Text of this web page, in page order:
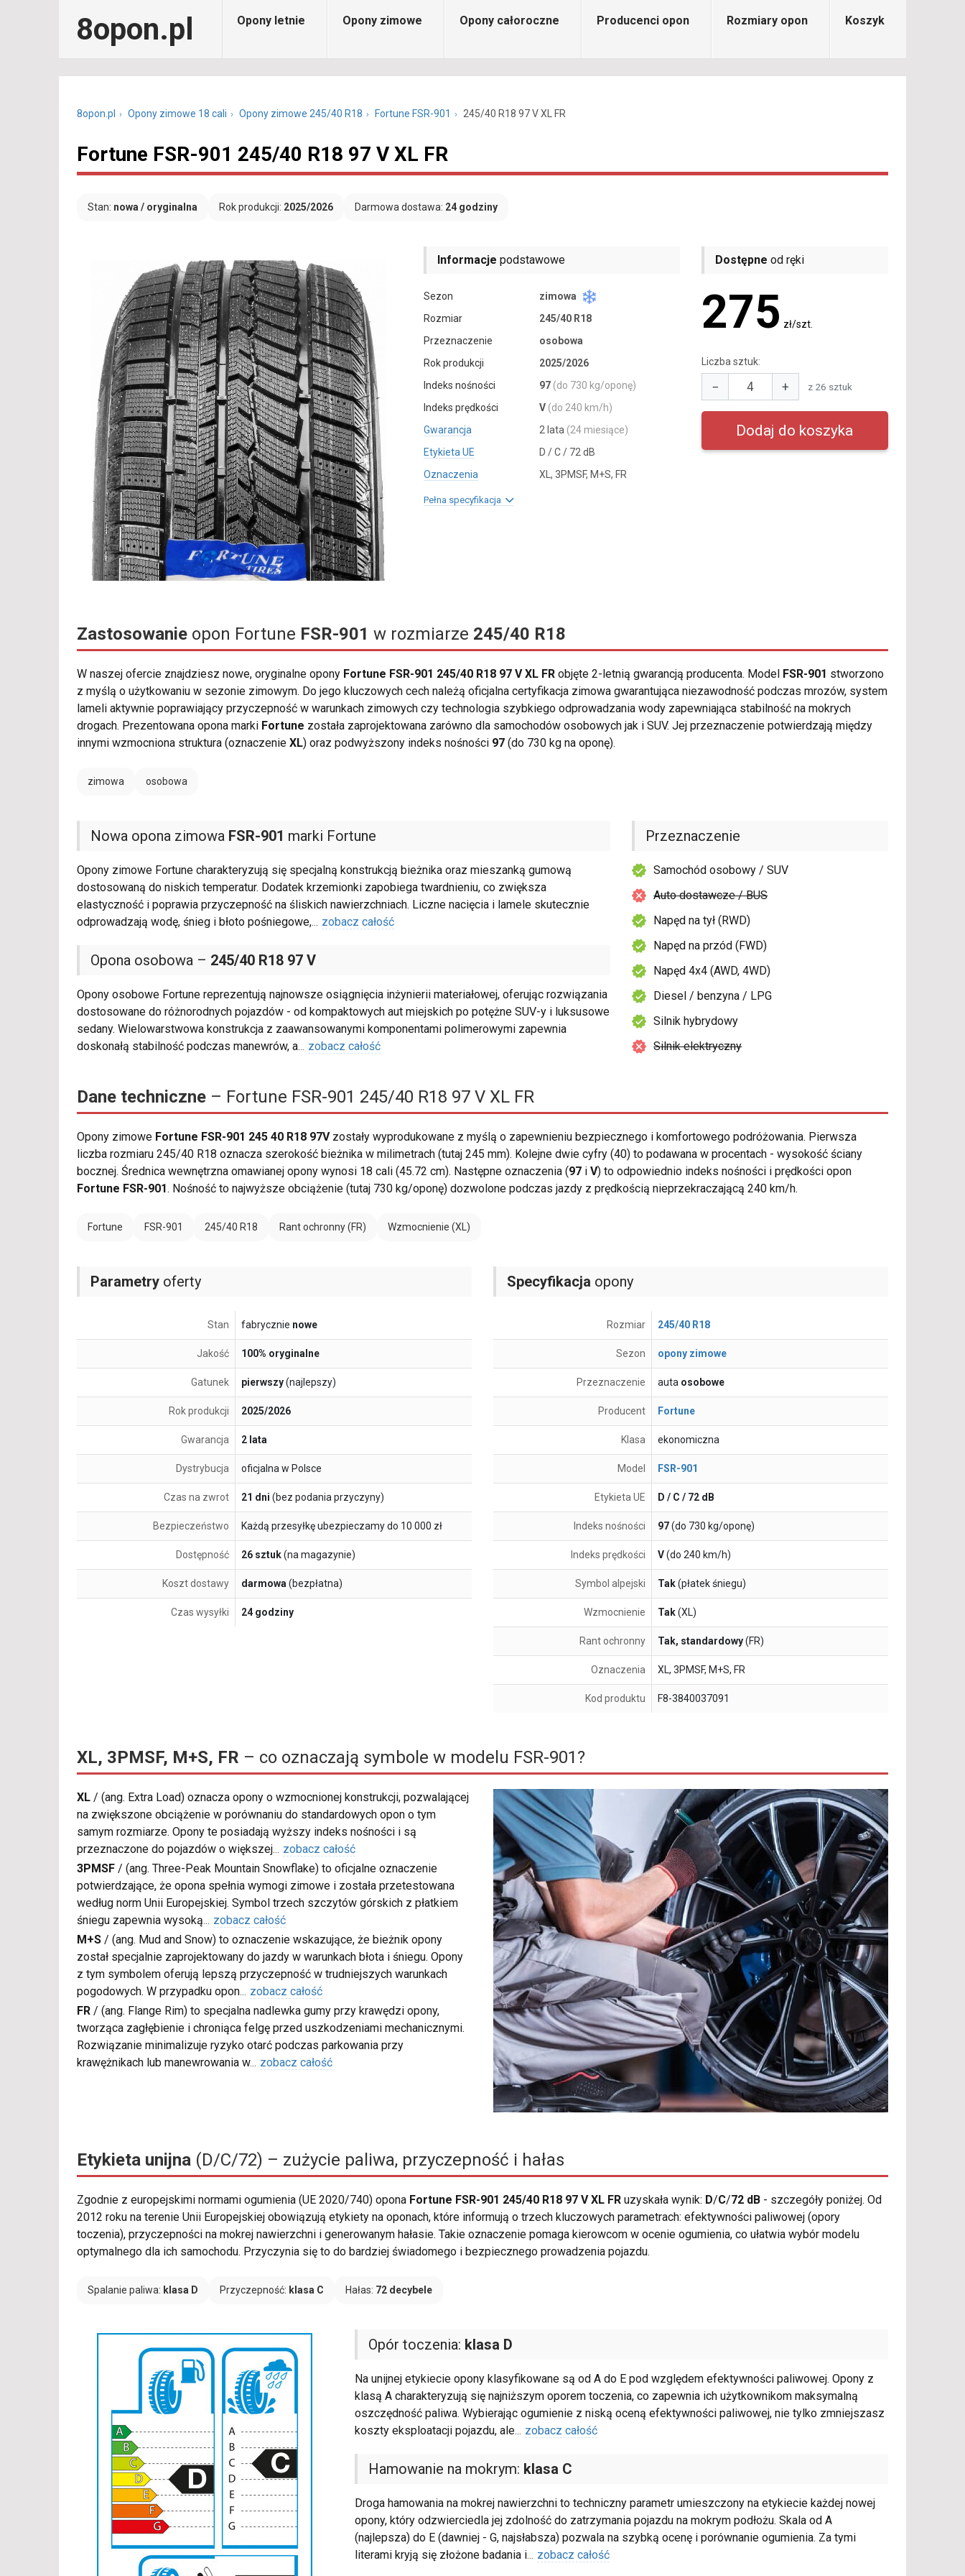
8opon.pl Opony letnie Opony zimowe Opony całoroczne Producenci opon Rozmiary opon Koszyk
8opon.pl Opony zimowe 18 cali Opony zimowe 245/40 R18 Fortune FSR-901 245/40 R18 97 V XL FR
Fortune FSR-901 245/40 R18 97 V XL FR
Stan: nowa / oryginalna Rok produkcji: 2025/2026 Darmowa dostawa: 24 godziny
Informacje podstawowe
Sezon
zimowa
Rozmiar
245/40 R18
Przeznaczenie
osobowa
Rok produkcji
2025/2026
Indeks nośności
97 (do 730 kg/oponę)
Indeks prędkości
V (do 240 km/h)
Gwarancja
2 lata (24 miesiące)
Etykieta UE
D / C / 72 dB
Oznaczenia
XL, 3PMSF, M+S, FR
Pełna specyfikacja
Dostępne od ręki
275 zł/szt.
Liczba sztuk:
− + z 26 sztuk
Zastosowanie opon Fortune FSR-901 w rozmiarze 245/40 R18
W naszej ofercie znajdziesz nowe, oryginalne opony Fortune FSR-901 245/40 R18 97 V XL FR objęte 2-letnią gwarancją producenta. Model FSR-901 stworzono
z myślą o użytkowaniu w sezonie zimowym. Do jego kluczowych cech należą oficjalna certyfikacja zimowa gwarantująca niezawodność podczas mrozów, system
lameli aktywnie poprawiający przyczepność w warunkach zimowych czy technologia szybkiego odprowadzania wody zapewniająca stabilność na mokrych
drogach. Prezentowana opona marki Fortune została zaprojektowana zarówno dla samochodów osobowych jak i SUV. Jej przeznaczenie potwierdzają między
innymi wzmocniona struktura (oznaczenie XL) oraz podwyższony indeks nośności 97 (do 730 kg na oponę).
zimowa osobowa
Nowa opona zimowa FSR-901 marki Fortune
Opony zimowe Fortune charakteryzują się specjalną konstrukcją bieżnika oraz mieszanką gumową
dostosowaną do niskich temperatur. Dodatek krzemionki zapobiega twardnieniu, co zwiększa
elastyczność i poprawia przyczepność na śliskich nawierzchniach. Liczne nacięcia i lamele skutecznie
odprowadzają wodę, śnieg i błoto pośniegowe,... zobacz całość
Opona osobowa – 245/40 R18 97 V
Opony osobowe Fortune reprezentują najnowsze osiągnięcia inżynierii materiałowej, oferując rozwiązania
dostosowane do różnorodnych pojazdów - od kompaktowych aut miejskich po potężne SUV-y i luksusowe
sedany. Wielowarstwowa konstrukcja z zaawansowanymi komponentami polimerowymi zapewnia
doskonałą stabilność podczas manewrów, a... zobacz całość
Przeznaczenie
Samochód osobowy / SUV
Auto dostawcze / BUS
Napęd na tył (RWD)
Napęd na przód (FWD)
Napęd 4x4 (AWD, 4WD)
Diesel / benzyna / LPG
Silnik hybrydowy
Silnik elektryczny
Dane techniczne – Fortune FSR-901 245/40 R18 97 V XL FR
Opony zimowe Fortune FSR-901 245 40 R18 97Vzostały wyprodukowane z myślą o zapewnieniu bezpiecznego i komfortowego podróżowania. Pierwsza
liczba rozmiaru 245/40 R18 oznacza szerokość bieżnika w milimetrach (tutaj 245 mm). Kolejne dwie cyfry (40) to podawana w procentach - wysokość ściany
bocznej. Średnica wewnętrzna omawianej opony wynosi 18 cali (45.72 cm). Następne oznaczenia (97 i V) to odpowiednio indeks nośności i prędkości opon
Fortune FSR-901. Nośność to najwyższe obciążenie (tutaj 730 kg/oponę) dozwolone podczas jazdy z prędkością nieprzekraczającą 240 km/h.
Fortune FSR-901 245/40 R18 Rant ochronny (FR) Wzmocnienie (XL)
Parametry oferty
Stan fabrycznie nowe
Jakość 100% oryginalne
Gatunek pierwszy(najlepszy)
Rok produkcji 2025/2026
Gwarancja 2 lata
Dystrybucja oficjalna w Polsce
Czas na zwrot 21 dni (bez podania przyczyny)
Bezpieczeństwo Każdą przesyłkę ubezpieczamy do 10 000 zł
Dostępność 26 sztuk(na magazynie)
Koszt dostawy darmowa(bezpłatna)
Czas wysyłki 24 godziny
Specyfikacja opony
Rozmiar 245/40 R18
Sezon opony zimowe
Przeznaczenie auta osobowe
Producent Fortune
Klasa ekonomiczna
Model FSR-901
Etykieta UE D / C / 72 dB
Indeks nośności 97(do 730 kg/oponę)
Indeks prędkości V(do 240 km/h)
Symbol alpejski Tak(płatek śniegu)
Wzmocnienie Tak(XL)
Rant ochronny Tak, standardowy(FR)
Oznaczenia XL, 3PMSF, M+S, FR
Kod produktu F8-3840037091
XL, 3PMSF, M+S, FR – co oznaczają symbole w modelu FSR-901?
XL / (ang. Extra Load) oznacza opony o wzmocnionej konstrukcji, pozwalającej
na zwiększone obciążenie w porównaniu do standardowych opon o tym
samym rozmiarze. Opony te posiadają wyższy indeks nośności i są
przeznaczone do pojazdów o większej... zobacz całość
3PMSF / (ang. Three-Peak Mountain Snowflake) to oficjalne oznaczenie
potwierdzające, że opona spełnia wymogi zimowe i została przetestowana
według norm Unii Europejskiej. Symbol trzech szczytów górskich z płatkiem
śniegu zapewnia wysoką... zobacz całość
M+S / (ang. Mud and Snow) to oznaczenie wskazujące, że bieżnik opony
został specjalnie zaprojektowany do jazdy w warunkach błota i śniegu. Opony
z tym symbolem oferują lepszą przyczepność w trudniejszych warunkach
pogodowych. W przypadku opon... zobacz całość
FR / (ang. Flange Rim) to specjalna nadlewka gumy przy krawędzi opony,
tworząca zagłębienie i chroniąca felgę przed uszkodzeniami mechanicznymi.
Rozwiązanie minimalizuje ryzyko otarć podczas parkowania przy
krawężnikach lub manewrowania w... zobacz całość
Etykieta unijna (D/C/72) – zużycie paliwa, przyczepność i hałas
Zgodnie z europejskimi normami ogumienia (UE 2020/740) opona Fortune FSR-901 245/40 R18 97 V XL FR uzyskała wynik: D/C/72 dB - szczegóły poniżej. Od
2012 roku na terenie Unii Europejskiej obowiązują etykiety na oponach, które informują o trzech kluczowych parametrach: efektywności paliwowej (opory
toczenia), przyczepności na mokrej nawierzchni i generowanym hałasie. Takie oznaczenie pomaga kierowcom w ocenie ogumienia, co ułatwia wybór modelu
optymalnego dla ich samochodu. Przyczynia się to do bardziej świadomego i bezpiecznego prowadzenia pojazdu.
Spalanie paliwa: klasa D Przyczepność: klasa C Hałas: 72 decybele
Opór toczenia: klasa D
Na unijnej etykiecie opony klasyfikowane są od A do E pod względem efektywności paliwowej. Opony z
klasą A charakteryzują się najniższym oporem toczenia, co zapewnia ich użytkownikom maksymalną
oszczędność paliwa. Wybierając ogumienie z niską oceną efektywności paliwowej, nie tylko zmniejszasz
koszty eksploatacji pojazdu, ale... zobacz całość
Hamowanie na mokrym: klasa C
Droga hamowania na mokrej nawierzchni to techniczny parametr umieszczony na etykiecie każdej nowej
opony, który odzwierciedla jej zdolność do zatrzymania pojazdu na mokrym podłożu. Skala od A
(najlepsza) do E (dawniej - G, najsłabsza) pozwala na szybką ocenę i porównanie ogumienia. Za tymi
literami kryją się złożone badania i... zobacz całość